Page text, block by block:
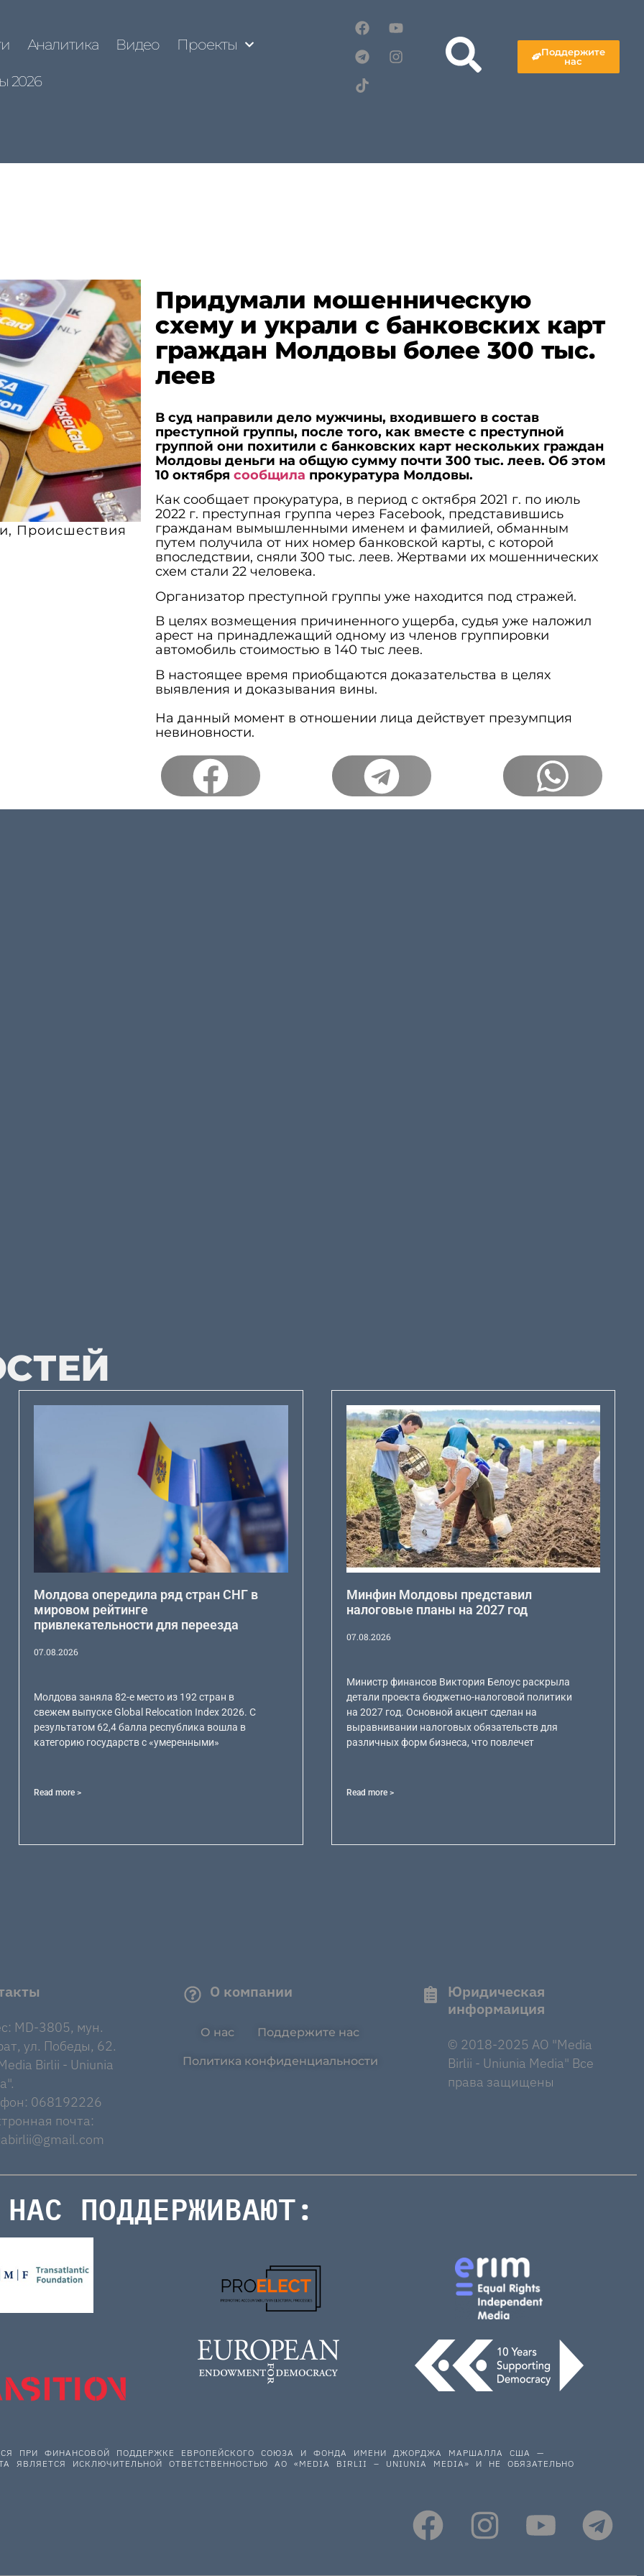
Аналитика Видео Проекты
2026
Поддержите
нас
, Происшествия
Придумали мошенническую
схему и украли с банковских карт
граждан Молдовы более 300 тыс.
леев
В суд направили дело мужчины, входившего в состав
преступной группы, после того, как вместе с преступной
группой они похитили с банковских карт нескольких граждан
Молдовы деньги на общую сумму почти 300 тыс. леев. Об этом
10 октября сообщила прокуратура Молдовы.
Как сообщает прокуратура, в период с октября 2021 г. по июль
2022 г. преступная группа через Facebook, представившись
гражданам вымышленными именем и фамилией, обманным
путем получила от них номер банковской карты, с которой
впоследствии, сняли 300 тыс. леев. Жертвами их мошеннических
схем стали 22 человека.
Организатор преступной группы уже находится под стражей.
В целях возмещения причиненного ущерба, судья уже наложил
арест на принадлежащий одному из членов группировки
автомобиль стоимостью в 140 тыс леев.
В настоящее время приобщаются доказательства в целях
выявления и доказывания вины.
На данный момент в отношении лица действует презумпция
невиновности.
Молдова опередила ряд стран СНГ в
мировом рейтинге
привлекательности для переезда
07.08.2026
Молдова заняла 82-е место из 192 стран в
свежем выпуске Global Relocation Index 2026. С
результатом 62,4 балла республика вошла в
категорию государств с «умеренными»
Read more >
Минфин Молдовы представил
налоговые планы на 2027 год
07.08.2026
Министр финансов Виктория Белоус раскрыла
детали проекта бюджетно-налоговой политики
на 2027 год. Основной акцент сделан на
выравнивании налоговых обязательств для
различных форм бизнеса, что повлечет
Read more >
MD-3805, мун.
ул. Победы, 62.
Birlii - Uniunia
068192226
почта:
О компании
О нас Поддержите нас
Политика конфиденциальности
Юридическая
информаиция
© 2018-2025 AO "Media
Birlii - Uniunia Media" Все
права защищены
НАС ПОДДЕРЖИВАЮТ:
ПРИ ФИНАНСОВОЙ ПОДДЕРЖКЕ ЕВРОПЕЙСКОГО СОЮЗА И ФОНДА ИМЕНИ ДЖОРДЖА МАРШАЛЛА США —
ЯВЛЯЕТСЯ ИСКЛЮЧИТЕЛЬНОЙ ОТВЕТСТВЕННОСТЬЮ АО «MEDIA BIRLII – UNIUNIA MEDIA» И НЕ ОБЯЗАТЕЛЬНО